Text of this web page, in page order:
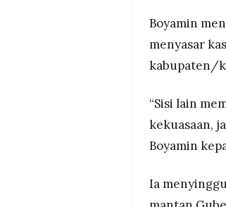
Boyamin
menyasar
kabupaten/
“Sisi lain
kekuasaan,
Boyamin
Ia